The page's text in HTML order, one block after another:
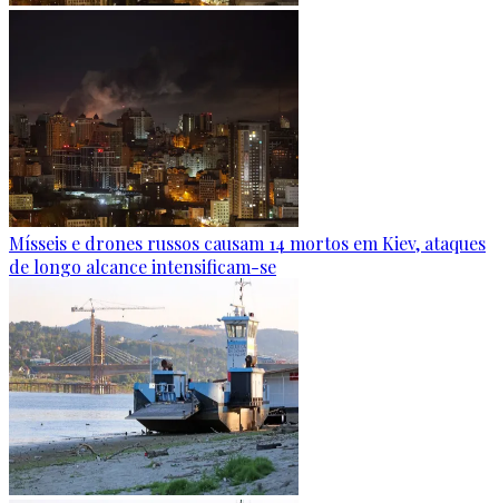
Mísseis e drones russos causam 14 mortos em Kiev, ataques
de longo alcance intensificam-se